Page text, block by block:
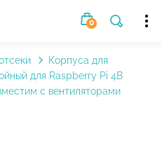
0
Корпуса для
для Raspberry Pi 4B
с вентиляторами